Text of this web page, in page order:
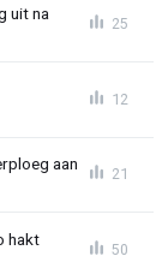
uit na
25
12
aan
21
hakt
50